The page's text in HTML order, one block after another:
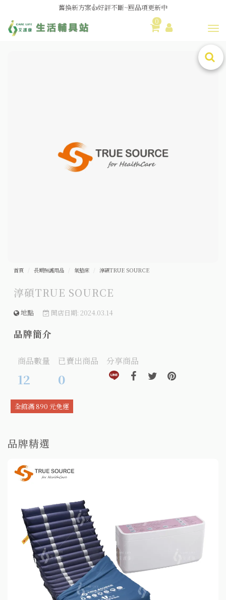
舊換新方案👍好評不斷~🆕品項更新中
😆備餐原來可以這麼輕鬆🎌KEWPIE介護食🍱營養均衡
0
首頁 長期照護用品 氣墊床 淳碩TRUE SOURCE
淳碩TRUE SOURCE
地點 開店日期: 2024.03.14
品牌簡介
商品數量
12
已賣出商品
0
分享商品
分享到line(另開視窗)
分享到facebook(另開視窗)
分享到twitter(另開視
分享到
全館滿 890 元免運
品牌精選